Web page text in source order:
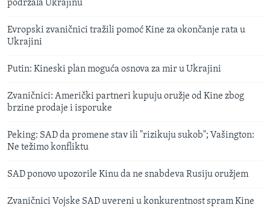
podržala Ukrajinu
Evropski zvaničnici tražili pomoć Kine za okončanje rata u
Ukrajini
Putin: Kineski plan moguća osnova za mir u Ukrajini
Zvaničnici: Američki partneri kupuju oružje od Kine zbog
brzine prodaje i isporuke
Peking: SAD da promene stav ili "rizikuju sukob"; Vašington:
Ne težimo konfliktu
SAD ponovo upozorile Kinu da ne snabdeva Rusiju oružjem
Zvaničnici Vojske SAD uvereni u konkurentnost spram Kine